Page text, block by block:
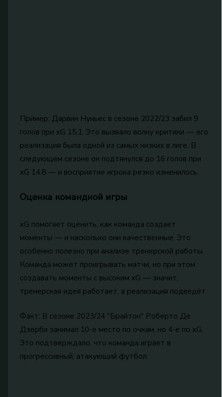
Пример: Дарвин Нуньес в сезоне 2022/23 забил 9
голов при xG 15.1. Это вызвало волну критики — его
реализация была одной из самых низких в лиге. В
следующем сезоне он подтянулся до 16 голов при
xG 14.8 — и восприятие игрока резко изменилось.
Оценка командной игры
xG помогает оценить, как команда создает
моменты — и насколько они качественные. Это
особенно полезно при анализе тренерской работы.
Команда может проигрывать матчи, но при этом
создавать моменты с высоким xG — значит,
тренерская идея работает, а реализация подведёт.
Факт: В сезоне 2023/24 "Брайтон" Роберто Де
Дзерби занимал 10-е место по очкам, но 4-е по xG.
Это подтверждало, что команда играет в
прогрессивный, атакующий футбол.